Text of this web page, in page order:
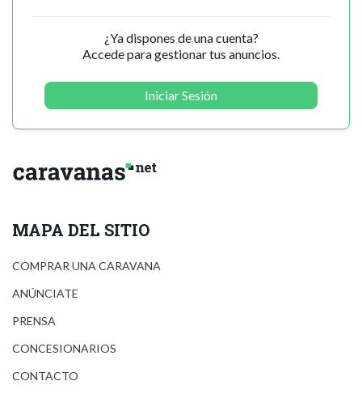
¿Ya dispones de una cuenta?
Accede para gestionar tus anuncios.
Iniciar Sesión
MAPA DEL SITIO
COMPRAR UNA CARAVANA
ANÚNCIATE
PRENSA
CONCESIONARIOS
CONTACTO